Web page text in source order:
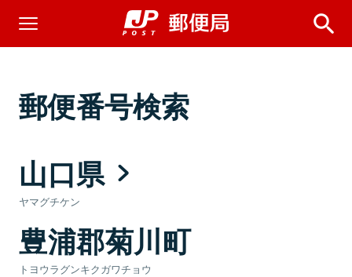
郵便番号検索
山口県
ヤマグチケン
豊浦郡菊川町
トヨウラグンキクガワチョウ